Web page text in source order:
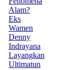
Alam?
Eks
Wamen
Denny
Indrayana
Layangkan
Ultimatun